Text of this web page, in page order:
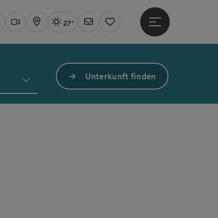
Webcams
KarteAktuelles Wetter Linz, sonnig
27°
Newsletter
Merkzettel
Hauptmenü öffnen
Unterkunft finden